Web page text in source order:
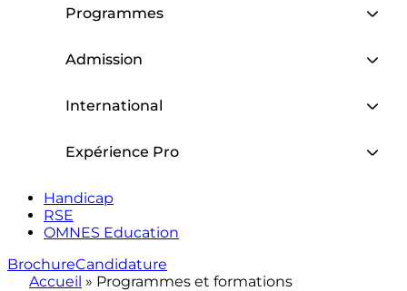
Programmes
Admission
International
Expérience Pro
Handicap
RSE
OMNES Education
BrochureCandidature
Accueil » Programmes et formations